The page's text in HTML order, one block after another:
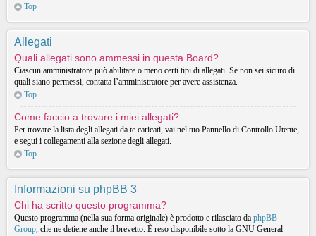
Top
Allegati
Quali allegati sono ammessi in questa Board?
Ciascun amministratore può abilitare o meno certi tipi di allegati. Se non sei sicuro di
quali siano permessi, contatta l’amministratore per avere assistenza.
Top
Come faccio a trovare i miei allegati?
Per trovare la lista degli allegati da te caricati, vai nel tuo Pannello di Controllo Utente,
e segui i collegamenti alla sezione degli allegati.
Top
Informazioni su phpBB 3
Chi ha scritto questo programma?
Questo programma (nella sua forma originale) è prodotto e rilasciato da phpBB
Group, che ne detiene anche il brevetto. È reso disponibile sotto la GNU General